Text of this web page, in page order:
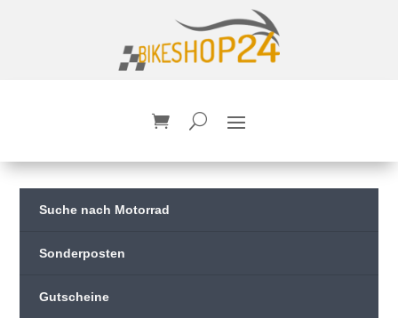
Suche nach Motorrad
Sonderposten
Gutscheine